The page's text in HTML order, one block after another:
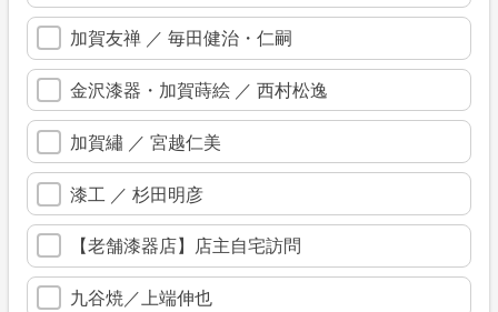
加賀友禅 ／ 毎田健治・仁嗣
金沢漆器・加賀蒔絵 ／ 西村松逸
加賀繡 ／ 宮越仁美
漆工 ／ 杉田明彦
【老舗漆器店】店主自宅訪問
九谷焼／上端伸也